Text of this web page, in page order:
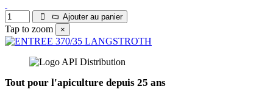
Ajouter au panier
Tap to zoom ×
Tout pour l'apiculture depuis 25 ans